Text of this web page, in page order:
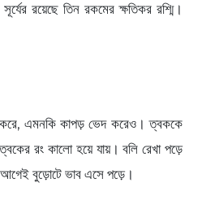
রয়েছে তিন রকমের ক্ষতিকর রশ্মি।
এমনকি কাপড় ভেদ করেও। ত্বককে
রং কালো হয়ে যায়। বলি রেখা পড়ে
বুড়োটে ভাব এসে পড়ে।